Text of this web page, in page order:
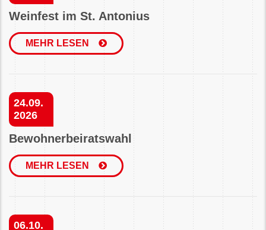
Weinfest im St. Antonius
MEHR LESEN
24.09.
2026
Bewohnerbeiratswahl
MEHR LESEN
06.10.